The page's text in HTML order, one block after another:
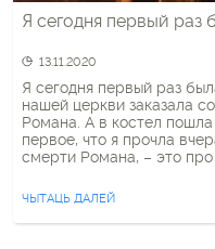
Я сегодня первый раз
13.11.2020
Я сегодня первый раз
нашей церкви заказала
Романа. А в костел
первое, что я прочла
смерти Романа, – это
Мы сидели […]
ЧЫТАЦЬ ДАЛЕЙ